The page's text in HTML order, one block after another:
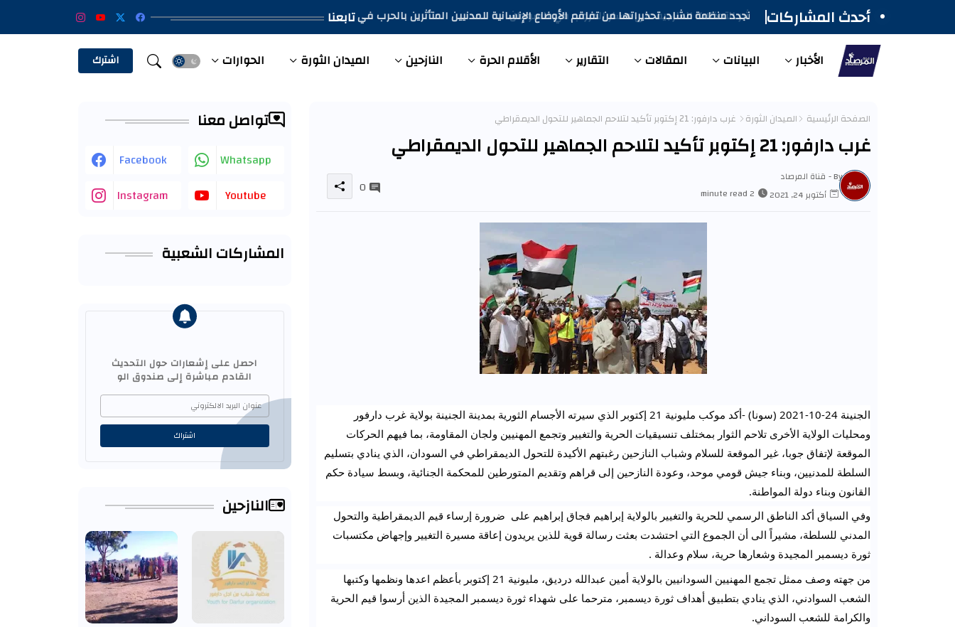
أحدث المشاركات
تجدد منظمة مشاد، تحذيراتها من تفاقم الأوضاع الإنسانية للمدنيين المتأثرين بالحرب في
السودان
تابعنا
الأخبار البيانات المقالات التقارير الأقلام الحرة النازحين الميدان الثورة الحوارات الفيديو اشترك
الصفحة الرئيسية الميدان الثورة غرب دارفور: 21 إكتوبر تأكيد لتلاحم الجماهير للتحول الديمقراطي
غرب دارفور: 21 إكتوبر تأكيد لتلاحم الجماهير للتحول الديمقراطي
By - قناة المرصاد
أكتوبر 24, 2021
2 minute read
0
القانون وبناء دولة المواطنة.
ثورة ديسمبر المجيدة وشعارها حرية، سلام وعدالة .
والكرامة للشعب السوداني.
تواصل معنا
Facebook
Whatsapp
Instagram
Youtube
المشاركات الشعبية
احصل على إشعارات حول التحديث
القادم مباشرة إلى صندوق الو
النازحين